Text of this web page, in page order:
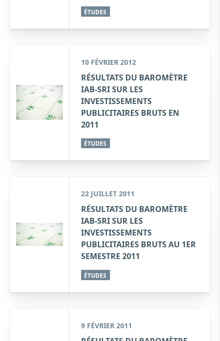
ÉTUDES
10 FÉVRIER 2012
RÉSULTATS DU BAROMÈTRE
IAB-SRI SUR LES
INVESTISSEMENTS
PUBLICITAIRES BRUTS EN
2011
ÉTUDES
22 JUILLET 2011
RÉSULTATS DU BAROMÈTRE
IAB-SRI SUR LES
INVESTISSEMENTS
PUBLICITAIRES BRUTS AU 1ER
SEMESTRE 2011
ÉTUDES
9 FÉVRIER 2011